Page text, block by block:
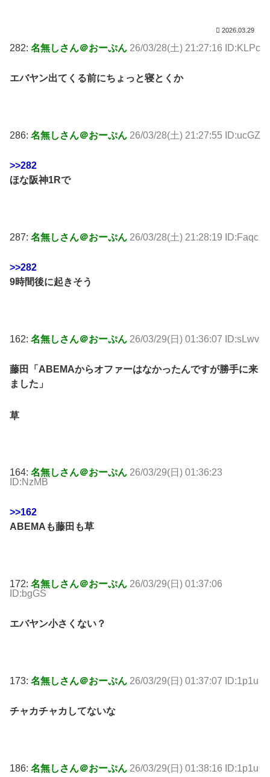
2026.03.29
282: 名無しさん＠おーぷん 26/03/28(土) 21:27:16 ID:KLPc
エバヤン出てくる前にちょっと寝とくか
286: 名無しさん＠おーぷん 26/03/28(土) 21:27:55 ID:ucGZ
>>282
ほな阪神1Rで
287: 名無しさん＠おーぷん 26/03/28(土) 21:28:19 ID:Faqc
>>282
9時間後に起きそう
162: 名無しさん＠おーぷん 26/03/29(日) 01:36:07 ID:sLwv
藤田「ABEMAからオファーはなかったんですが勝手に来
ました」
草
164: 名無しさん＠おーぷん 26/03/29(日) 01:36:23
ID:NzMB
>>162
ABEMAも藤田も草
172: 名無しさん＠おーぷん 26/03/29(日) 01:37:06
ID:bgGS
エバヤン小さくない？
173: 名無しさん＠おーぷん 26/03/29(日) 01:37:07 ID:1p1u
チャカチャカしてないな
186: 名無しさん＠おーぷん 26/03/29(日) 01:38:16 ID:1p1u